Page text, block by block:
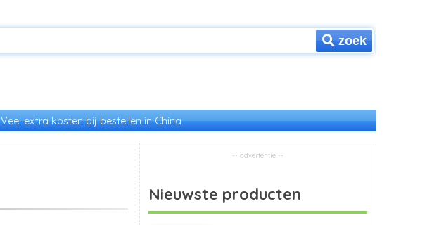
zoek
Veel extra kosten bij bestellen in China
Nieuwste producten